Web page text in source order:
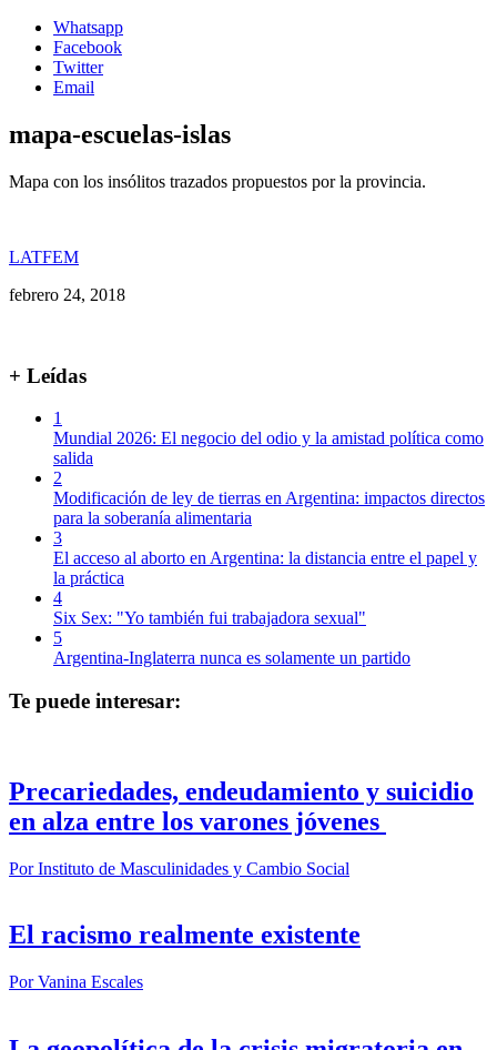
Whatsapp
Facebook
Twitter
Email
mapa-escuelas-islas
Mapa con los insólitos trazados propuestos por la provincia.
LATFEM
febrero 24, 2018
+ Leídas
1
Mundial 2026: El negocio del odio y la amistad política como
salida
2
Modificación de ley de tierras en Argentina: impactos directos
para la soberanía alimentaria
3
El acceso al aborto en Argentina: la distancia entre el papel y
la práctica
4
Six Sex: "Yo también fui trabajadora sexual"
5
Argentina-Inglaterra nunca es solamente un partido
Te puede interesar:
Precariedades, endeudamiento y suicidio
en alza entre los varones jóvenes
PorInstituto de Masculinidades y Cambio Social
El racismo realmente existente
PorVanina Escales